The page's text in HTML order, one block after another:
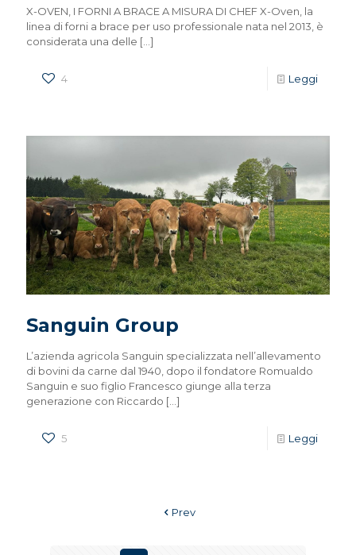
X-OVEN, I FORNI A BRACE A MISURA DI CHEF X-Oven, la
linea di forni a brace per uso professionale nata nel 2013, è
considerata una delle […]
4 Leggi
Sanguin Group
L’azienda agricola Sanguin specializzata nell’allevamento
di bovini da carne dal 1940, dopo il fondatore Romualdo
Sanguin e suo figlio Francesco giunge alla terza
generazione con Riccardo […]
5 Leggi
Prev